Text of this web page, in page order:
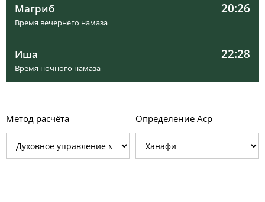
Магриб 20:26
Время вечернего намаза
Иша 22:28
Время ночного намаза
Метод расчёта Определение Аср